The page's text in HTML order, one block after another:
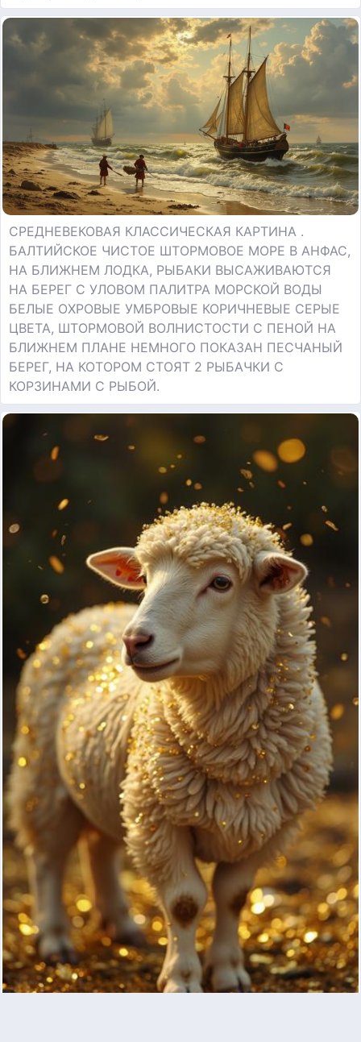
СРЕДНЕВЕКОВАЯ КЛАССИЧЕСКАЯ КАРТИНА .
БАЛТИЙСКОЕ ЧИСТОЕ ШТОРМОВОЕ МОРЕ В АНФАС,
НА БЛИЖНЕМ ЛОДКА, РЫБАКИ ВЫСАЖИВАЮТСЯ
НА БЕРЕГ С УЛОВОМ ПАЛИТРА МОРСКОЙ ВОДЫ
БЕЛЫЕ ОХРОВЫЕ УМБРОВЫЕ КОРИЧНЕВЫЕ СЕРЫЕ
ЦВЕТА, ШТОРМОВОЙ ВОЛНИСТОСТИ С ПЕНОЙ НА
БЛИЖНЕМ ПЛАНЕ НЕМНОГО ПОКАЗАН ПЕСЧАНЫЙ
БЕРЕГ, НА КОТОРОМ СТОЯТ 2 РЫБАЧКИ С
КОРЗИНАМИ С РЫБОЙ.